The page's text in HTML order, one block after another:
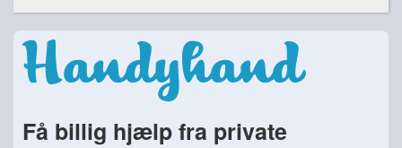
Få billig hjælp fra private